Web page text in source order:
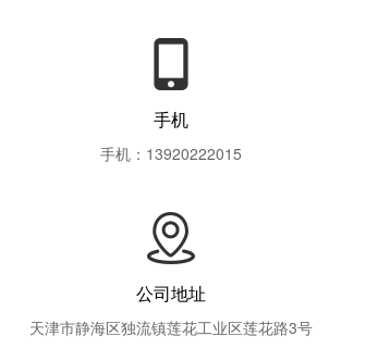
手机
手机：13920222015
公司地址
天津市静海区独流镇莲花工业区莲花路3号